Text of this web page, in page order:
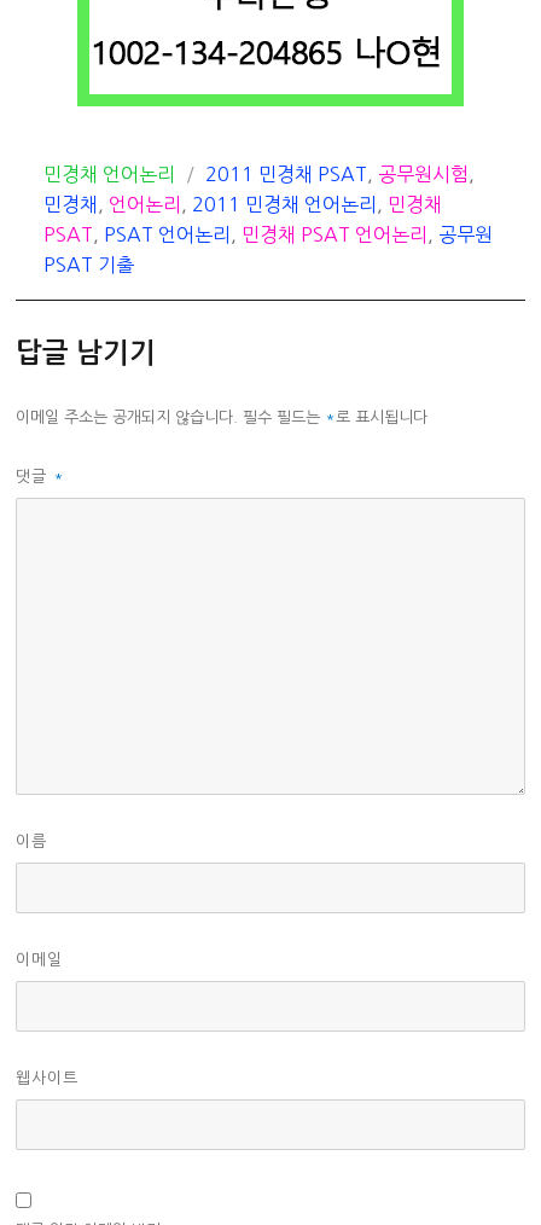
카
테
고
리
민경채 언어논리
태
그
2011 민경채 PSAT 공무원시험
민경채
언어논리 2011 민경채 언어논리
민경채
PSAT
PSAT 언어논리 민경채 PSAT 언어논리
공무원
PSAT 기출
답글 남기기
이메일 주소는 공개되지 않습니다. 필수 필드는 * 로 표시됩니다
댓글 *
이름
이메일
웹사이트